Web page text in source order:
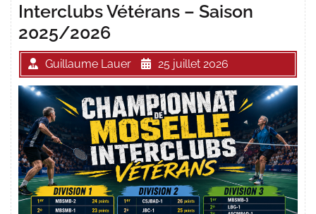
Interclubs Vétérans – Saison
2025/2026
Guillaume Lauer 25 juillet 2026